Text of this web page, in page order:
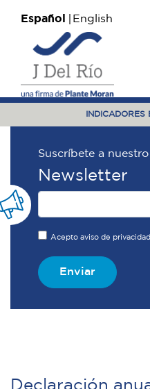
Español English
INDICADORES
Suscríbete a nuestro
Newsletter
Acepto aviso de privacidad
Enviar
Declaración